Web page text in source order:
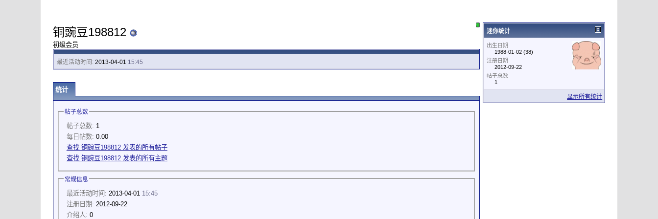
铜豌豆198812
初级会员
最近活动时间:2013-04-01 15:45
统计
帖子总数
帖子总数: 1
每日帖数: 0.00
查找 铜豌豆198812 发表的所有帖子
查找 铜豌豆198812 发表的所有主题
常规信息
最近活动时间: 2013-04-01 15:45
注册日期: 2012-09-22
介绍人: 0
迷你统计
出生日期
1988-01-02 (38)
注册日期
2012-09-22
帖子总数
1
显示所有统计